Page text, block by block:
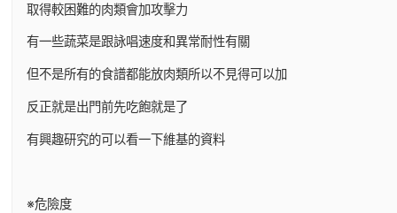
取得較困難的肉類會加攻擊力
有一些蔬菜是跟詠唱速度和異常耐性有關
但不是所有的食譜都能放肉類所以不見得可以加
反正就是出門前先吃飽就是了
有興趣研究的可以看一下維基的資料
※危險度